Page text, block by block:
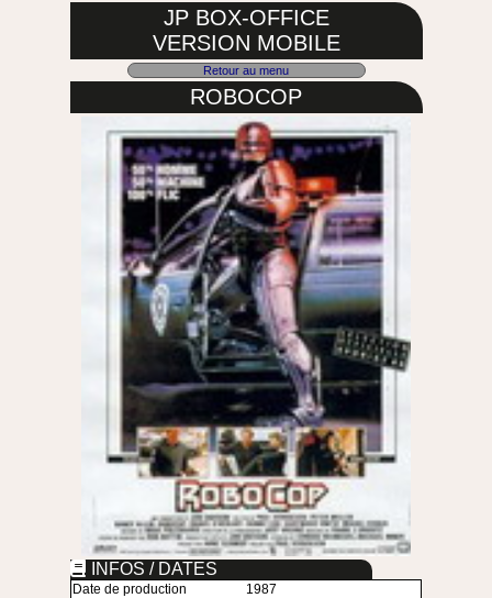
JP BOX-OFFICE
VERSION MOBILE
Retour au menu
ROBOCOP
INFOS / DATES
Date de production
1987